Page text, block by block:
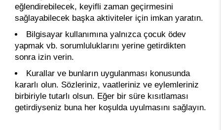
eğlendirebilecek, keyifli zaman geçirmesini
sağlayabilecek başka aktiviteler için imkan yaratın.
Bilgisayar kullanımına yalnızca çocuk ödev
yapmak vb. sorumluluklarını yerine getirdikten
sonra izin verin.
Kurallar ve bunların uygulanması konusunda
kararlı olun. Sözleriniz, vaatleriniz ve eylemleriniz
birbiriyle tutarlı olsun. Eğer bir süre kısıtlaması
getirdiyseniz buna her koşulda uyulmasını sağlayın.